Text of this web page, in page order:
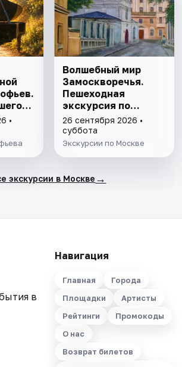
•
Волшебный мир
Замоскворечья.
Пешеходная
экскурсия по
Москве
26 сентября 2026 •
суббота
Экскурсии по Москве
экскурсии в Москве →
в
Навигация
Главная
Города
Площадки
Артисты
Рейтинги
Промокоды
О нас
Возврат билетов